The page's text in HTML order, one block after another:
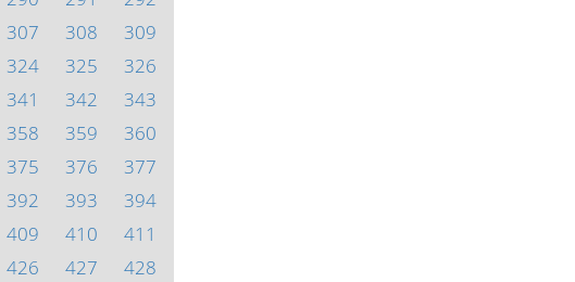
307 308
309
324 325
326
341 342
343
358 359
360
375 376
377
392 393
394
409 410
411
426 427
428